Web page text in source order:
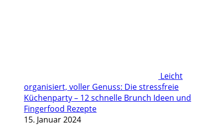
Leicht
organisiert, voller Genuss: Die stressfreie
Küchenparty – 12 schnelle Brunch Ideen und
Fingerfood Rezepte
15. Januar 2024